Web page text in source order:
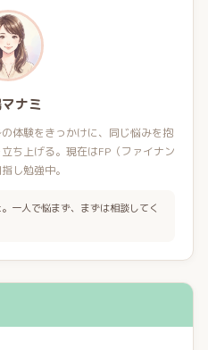
ナミ
体験をきっかけに、同じ悩みを抱
ち上げる。現在はFP（ファイナン
し勉強中。
一人で悩まず、まずは相談してく